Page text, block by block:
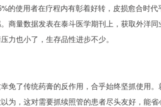
的使用者在疗程内有彰着好转，皮损愈合时
商量数据发表在泰斗医学期刊上，获取外洋
力也小了，生存品性进步不少。
免了传统药膏的反作用，合乎始终坚抓使用
为，这对需要抓续照管的患者尽头友好，能省